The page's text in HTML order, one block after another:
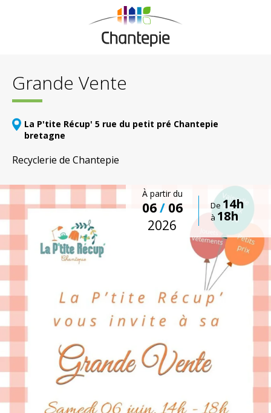
Grande Vente
La P'tite Récup' 5 rue du petit pré Chantepie
bretagne
Recyclerie de Chantepie
À partir du
06/ 06
2026
De 14h
à 18h